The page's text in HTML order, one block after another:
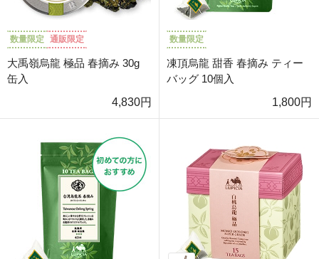
数量限定 通販限定
大禹嶺烏龍 極品 春摘み 30g
缶入
4,830円
数量限定
凍頂烏龍 甜香 春摘み ティー
バッグ 10個入
1,800円